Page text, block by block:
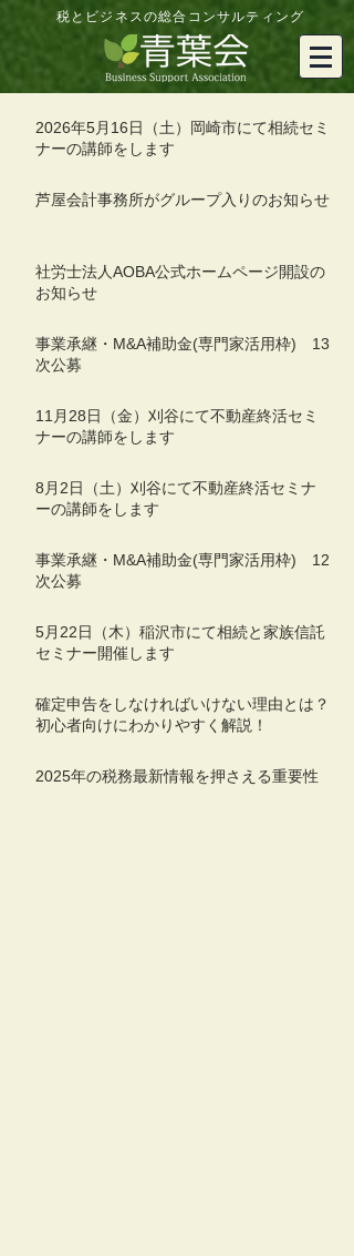
税とビジネスの総合コンサルティング
2026年5月16日（土）岡崎市にて相続セミ
ナーの講師をします
芦屋会計事務所がグループ入りのお知らせ
社労士法人AOBA公式ホームページ開設の
お知らせ
事業承継・M&A補助金(専門家活用枠) 13
次公募
11月28日（金）刈谷にて不動産終活セミ
ナーの講師をします
8月2日（土）刈谷にて不動産終活セミナ
ーの講師をします
事業承継・M&A補助金(専門家活用枠) 12
次公募
5月22日（木）稲沢市にて相続と家族信託
セミナー開催します
確定申告をしなければいけない理由とは？
初心者向けにわかりやすく解説！
2025年の税務最新情報を押さえる重要性